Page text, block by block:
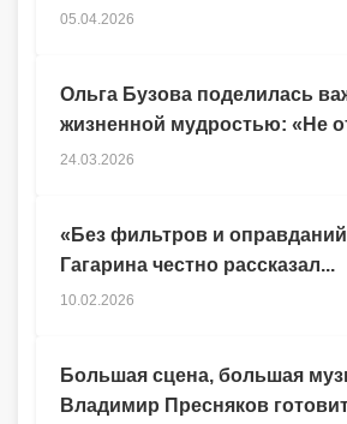
05.04.2026
Ольга Бузова поделилась
жизненной мудростью: «Не
24.03.2026
«Без фильтров и
Гагарина честно рассказал...
10.02.2026
Большая сцена, большая
Владимир Пресняков